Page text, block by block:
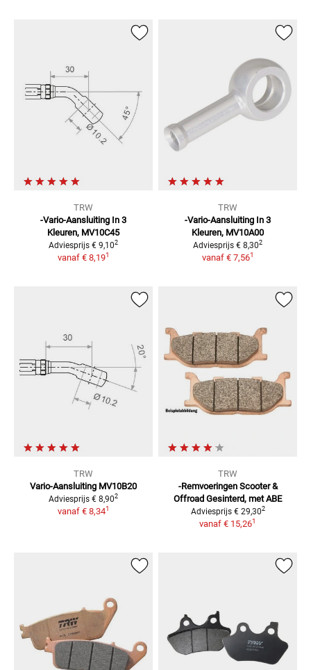
TRW
-Vario-Aansluiting In 3
Kleuren, MV10C45
Adviesprijs € 9,102
vanaf € 8,191
TRW
-Vario-Aansluiting In 3
Kleuren, MV10A00
Adviesprijs € 8,302
vanaf € 7,561
TRW
Vario-Aansluiting MV10B20
Adviesprijs € 8,902
vanaf € 8,341
TRW
-Remvoeringen Scooter &
Offroad Gesinterd, met ABE
Adviesprijs € 29,302
vanaf € 15,261